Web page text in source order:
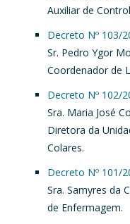
Auxiliar de
Decreto Nº 103/
Sr. Pedro Ygor
Coordenador de
Decreto Nº 102/
Sra. Maria José
Diretora da
Colares.
Decreto Nº 101/
Sra. Samyres da
de Enfermagem.